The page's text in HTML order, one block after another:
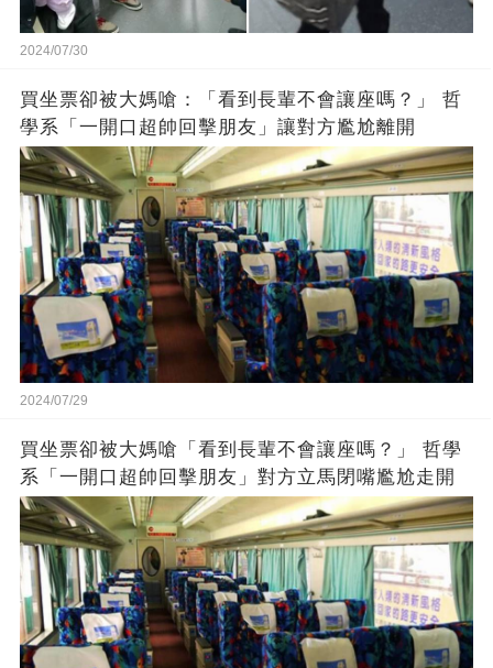
2024/07/30
買坐票卻被大媽嗆：「看到長輩不會讓座嗎？」 哲
學系「一開口超帥回擊朋友」讓對方尷尬離開
2024/07/29
買坐票卻被大媽嗆「看到長輩不會讓座嗎？」 哲學
系「一開口超帥回擊朋友」對方立馬閉嘴尷尬走開